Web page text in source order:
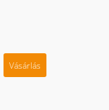
Vásárlás